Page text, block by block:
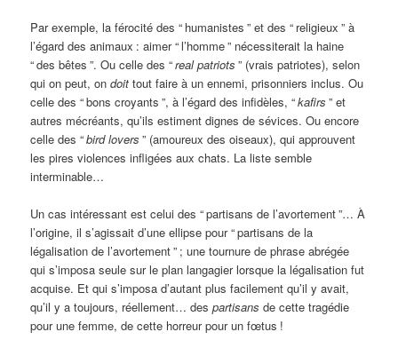
Par exemple, la férocité des “ humanistes ” et des “ religieux ” à
l’égard des animaux : aimer “l’homme” nécessiterait la haine
“des bêtes ”. Ou celle des “real patriots ” (vrais patriotes), selon
qui on peut, ondoit tout faire à un ennemi, prisonniers inclus. Ou
celle des “bons croyants ”, à l’égard des infidèles, “kafirs ” et
autres mécréants, qu’ils estiment dignes de sévices. Ou encore
celle des “bird lovers ” (amoureux des oiseaux), qui approuvent
les pires violences infligées aux chats. La liste semble
interminable…
Un cas intéressant est celui des “partisans de l’avortement”… À
l’origine, il s’agissait d’une ellipse pour “partisans de la
légalisation de l’avortement” ; une tournure de phrase abrégée
qui s’imposa seule sur le plan langagier lorsque la légalisation fut
acquise. Et qui s’imposa d’autant plus facilement qu’il y avait,
qu’il y a toujours, réellement… despartisans de cette tragédie
pour une femme, de cette horreur pour un fœtus !